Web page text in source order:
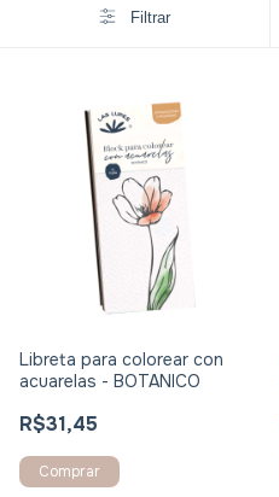
Filtrar
Libreta para colorear con
acuarelas - BOTANICO
R$31,45